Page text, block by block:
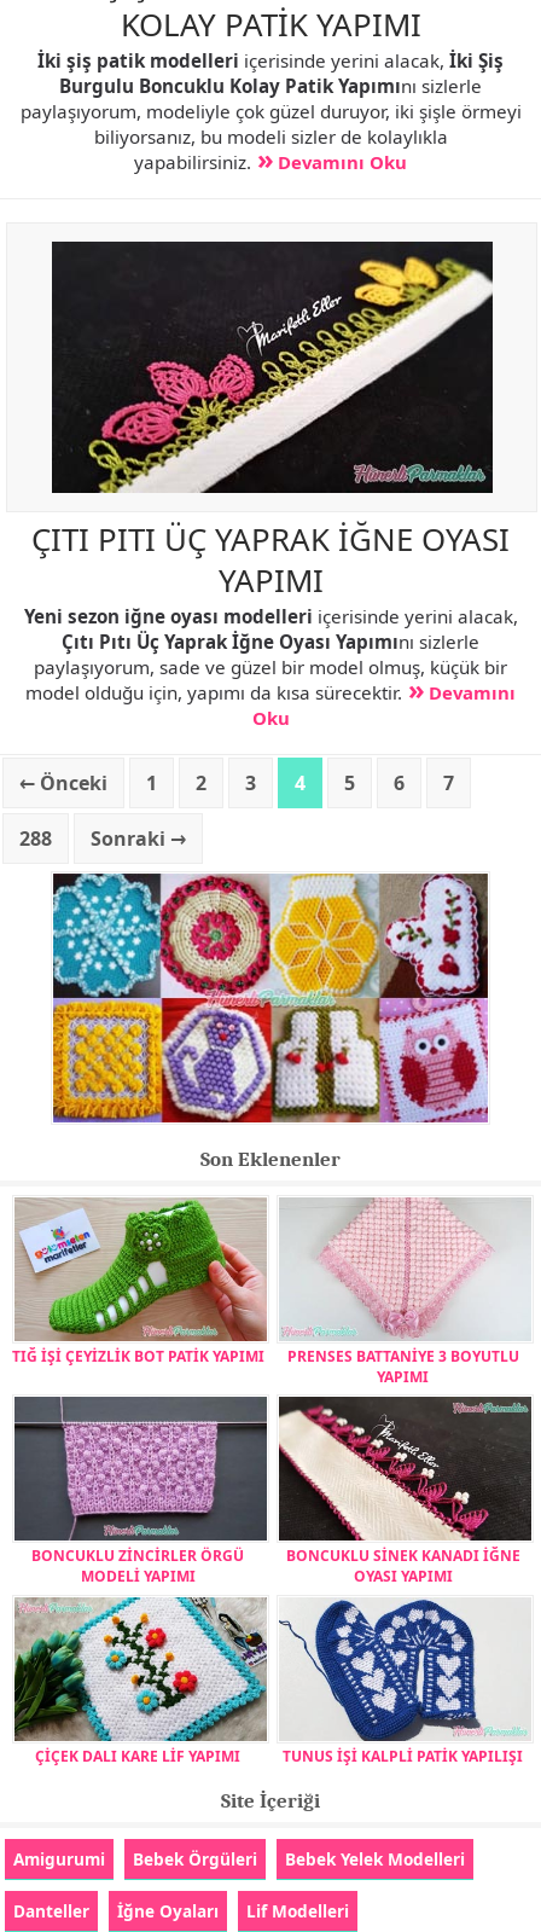
KOLAY PATİK YAPIMI
İki şiş patik modelleri içerisinde yerini alacak, İki Şiş
Burgulu Boncuklu Kolay Patik Yapımını sizlerle
paylaşıyorum, modeliyle çok güzel duruyor, iki şişle örmeyi
biliyorsanız, bu modeli sizler de kolaylıkla
yapabilirsiniz.
Devamını Oku
ÇITI PITI ÜÇ YAPRAK İĞNE OYASI
YAPIMI
Yeni sezon iğne oyası modelleri içerisinde yerini alacak,
Çıtı Pıtı Üç Yaprak İğne Oyası Yapımını sizlerle
paylaşıyorum, sade ve güzel bir model olmuş, küçük bir
model olduğu için, yapımı da kısa sürecektir.
Devamını
Oku
← Önceki 1 2 3 4 5 6 7
288 Sonraki →
Son Eklenenler
TIĞ İŞİ ÇEYİZLİK BOT PATİK YAPIMI
PRENSES BATTANİYE 3 BOYUTLU
YAPIMI
BONCUKLU ZİNCİRLER ÖRGÜ
MODELİ YAPIMI
BONCUKLU SİNEK KANADI İĞNE
OYASI YAPIMI
ÇİÇEK DALI KARE LİF YAPIMI TUNUS İŞİ KALPLİ PATİK YAPILIŞI
Site İçeriği
Amigurumi Bebek Örgüleri Bebek Yelek Modelleri
Danteller İğne Oyaları Lif Modelleri